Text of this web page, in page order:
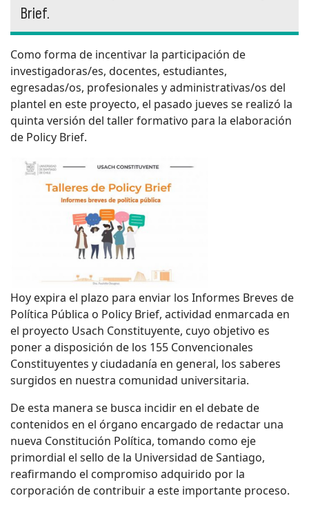
Brief.
Como forma de incentivar la participación de
investigadoras/es, docentes, estudiantes,
egresadas/os, profesionales y administrativas/os del
plantel en este proyecto, el pasado jueves se realizó la
quinta versión del taller formativo para la elaboración
de Policy Brief.
Hoy expira el plazo para enviar los Informes Breves de
Política Pública o Policy Brief, actividad enmarcada en
el proyecto Usach Constituyente, cuyo objetivo es
poner a disposición de los 155 Convencionales
Constituyentes y ciudadanía en general, los saberes
surgidos en nuestra comunidad universitaria.
De esta manera se busca incidir en el debate de
contenidos en el órgano encargado de redactar una
nueva Constitución Política, tomando como eje
primordial el sello de la Universidad de Santiago,
reafirmando el compromiso adquirido por la
corporación de contribuir a este importante proceso.